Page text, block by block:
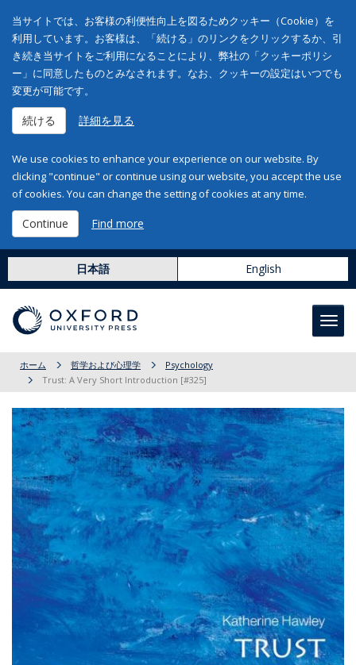
当サイトでは、お客様の利便性向上を図るためクッキー（Cookie）を
利用しています。お客様は、「続ける」のリンクをクリックするか、引
き続き当サイトをご利用になることにより、弊社の「クッキーポリシ
ー」に同意したものとみなされます。なお、クッキーの設定はいつでも
変更が可能です。
続ける 詳細を見る
We use cookies to enhance your experience on our website. By
clicking "continue" or continue using our website, you accept the use
of cookies. You can change the setting of cookies at any time.
Continue Find more
日本語 English
ホーム 哲学および心理学
Psychology
Trust: A Very Short Introduction [#325]